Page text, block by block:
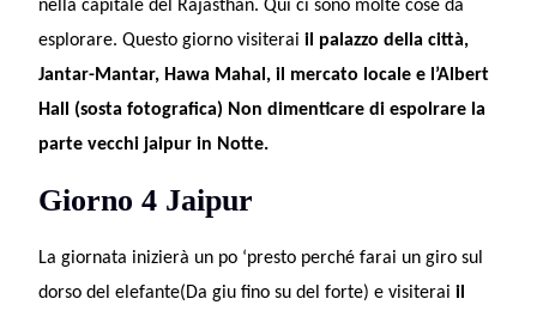
nella capitale del Rajasthan. Qui ci sono molte cose da
esplorare. Questo giorno visiteraiil palazzo della città,
Jantar-Mantar, Hawa Mahal, il mercato locale e l’Albert
Hall (sosta fotografica) Non dimenticare di espolrare la
parte vecchi jaipur in Notte.
Giorno 4 Jaipur
La giornata inizierà un po ‘presto perché farai un giro sul
dorso del elefante(Da giu fino su del forte) e visiteraiil